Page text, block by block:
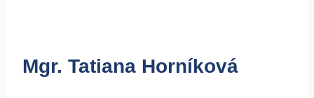
Mgr. Tatiana Horníková